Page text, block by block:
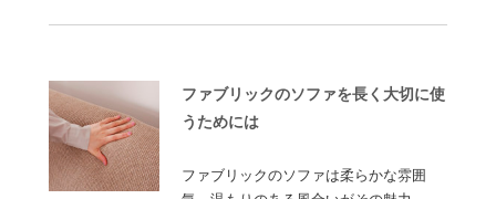
ファブリックのソファを長く大切に使
うためには
ファブリックのソファは柔らかな雰囲